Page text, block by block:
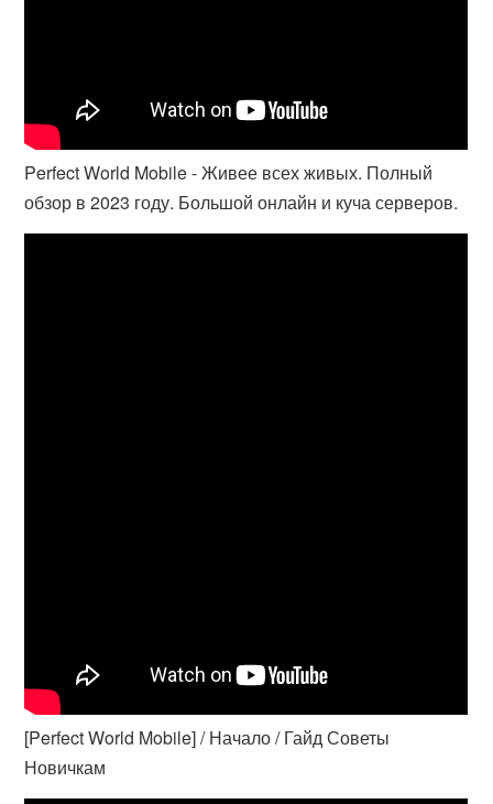
Perfect World Mobile - Живее всех живых. Полный
обзор в 2023 году. Большой онлайн и куча серверов.
[Perfect World Mobile] / Начало / Гайд Советы
Новичкам